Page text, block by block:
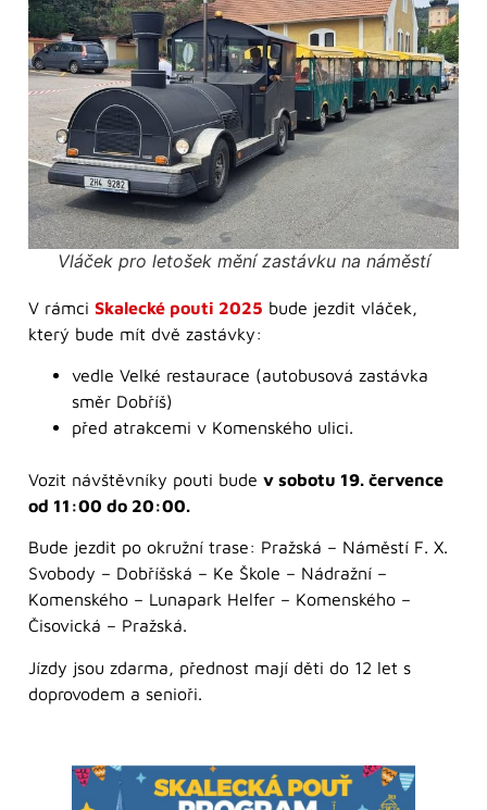
Vláček pro letošek mění zastávku na náměstí
V rámci Skalecké pouti 2025 bude jezdit vláček,
který bude mít dvě zastávky:
vedle Velké restaurace (autobusová zastávka
směr Dobříš)
před atrakcemi v Komenského ulici.
Vozit návštěvníky pouti bude v sobotu 19. července
od 11:00 do 20:00.
Bude jezdit po okružní trase: Pražská – Náměstí F. X.
Svobody – Dobříšská – Ke Škole – Nádražní –
Komenského – Lunapark Helfer – Komenského –
Čisovická – Pražská.
Jízdy jsou zdarma, přednost mají děti do 12 let s
doprovodem a senioři.